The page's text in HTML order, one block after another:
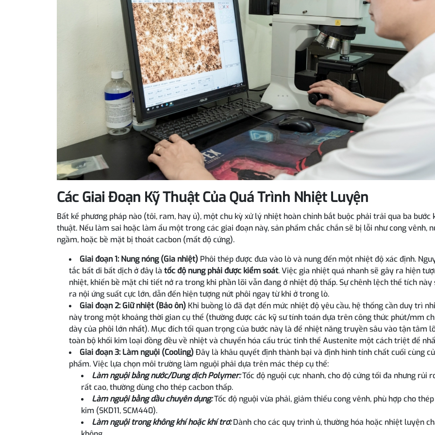
Các Giai Đoạn Kỹ Thuật Của Quá Trình Nhiệt Luyện
Bất kể phương pháp nào (tôi, ram, hay ủ), một chu kỳ xử lý nhiệt hoàn chỉnh bắt buộc phải trải qua ba bước
thuật. Nếu làm sai hoặc làm ẩu một trong các giai đoạn này, sản phẩm chắc chắn sẽ bị lỗi như cong vênh,
ngầm, hoặc bề mặt bị thoát cacbon (mất độ cứng).
Giai đoạn 1: Nung nóng (Gia nhiệt) Phôi thép được đưa vào lò và nung đến một nhiệt độ xác định.
tắc bất di bất dịch ở đây là tốc độ nung phải được kiểm soát. Việc gia nhiệt quá nhanh sẽ gây ra hiện
nhiệt, khiến bề mặt chi tiết nở ra trong khi phần lõi vẫn đang ở nhiệt độ thấp. Sự chênh lệch thể tích này
ra nội ứng suất cực lớn, dẫn đến hiện tượng nứt phôi ngay từ khi ở trong lò.
Giai đoạn 2: Giữ nhiệt (Bảo ôn) Khi buồng lò đã đạt đến mức nhiệt độ yêu cầu, hệ thống cần duy trì
này trong một khoảng thời gian cụ thể (thường được các kỹ sư tính toán dựa trên công thức phút/mm
dày của phôi lớn nhất). Mục đích tối quan trọng của bước này là để nhiệt năng truyền sâu vào tận tâm
toàn bộ khối kim loại đồng đều về nhiệt và chuyển hóa cấu trúc tinh thể Austenite một cách triệt để
Giai đoạn 3: Làm nguội (Cooling)Đây là khâu quyết định thành bại và định hình tính chất cuối cùng
phẩm. Việc lựa chọn môi trường làm nguội phải dựa trên mác thép cụ thể:
Làm nguội bằng nước/Dung dịch Polymer:Tốc độ nguội cực nhanh, cho độ cứng tối đa nhưng rủi
rất cao, thường dùng cho thép cacbon thấp.
Làm nguội bằng dầu chuyên dụng:Tốc độ nguội vừa phải, giảm thiểu cong vênh, phù hợp cho
kim (SKD11, SCM440).
Làm nguội trong không khí hoặc khí trơ:Dành cho các quy trình ủ, thường hóa hoặc nhiệt luyện